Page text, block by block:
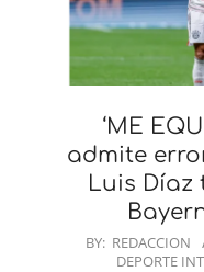
‘ME
admite
Luis Díaz
2026-
BY: REDACCION
DEPORTE